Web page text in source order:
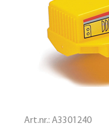
Art.nr.: A3301240